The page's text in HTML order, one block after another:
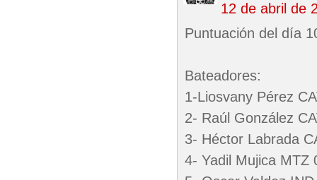
12 de abril de
Puntuación del día
Bateadores:
1-Liosvany Pérez
2- Raúl González
3- Héctor Labrada
4- Yadil Mujica MTZ